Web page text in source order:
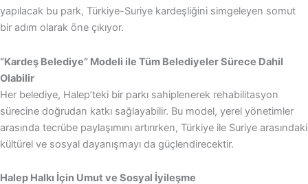
yapılacak bu park, Türkiye-Suriye kardeşliğini simgeleyen somut
bir adım olarak öne çıkıyor.
“Kardeş Belediye” Modeli ile Tüm Belediyeler Sürece Dahil
Olabilir
Her belediye, Halep’teki bir parkı sahiplenerek rehabilitasyon
sürecine doğrudan katkı sağlayabilir. Bu model, yerel yönetimler
arasında tecrübe paylaşımını artırırken, Türkiye ile Suriye arasındaki
kültürel ve sosyal dayanışmayı da güçlendirecektir.
Halep Halkı İçin Umut ve Sosyal İyileşme